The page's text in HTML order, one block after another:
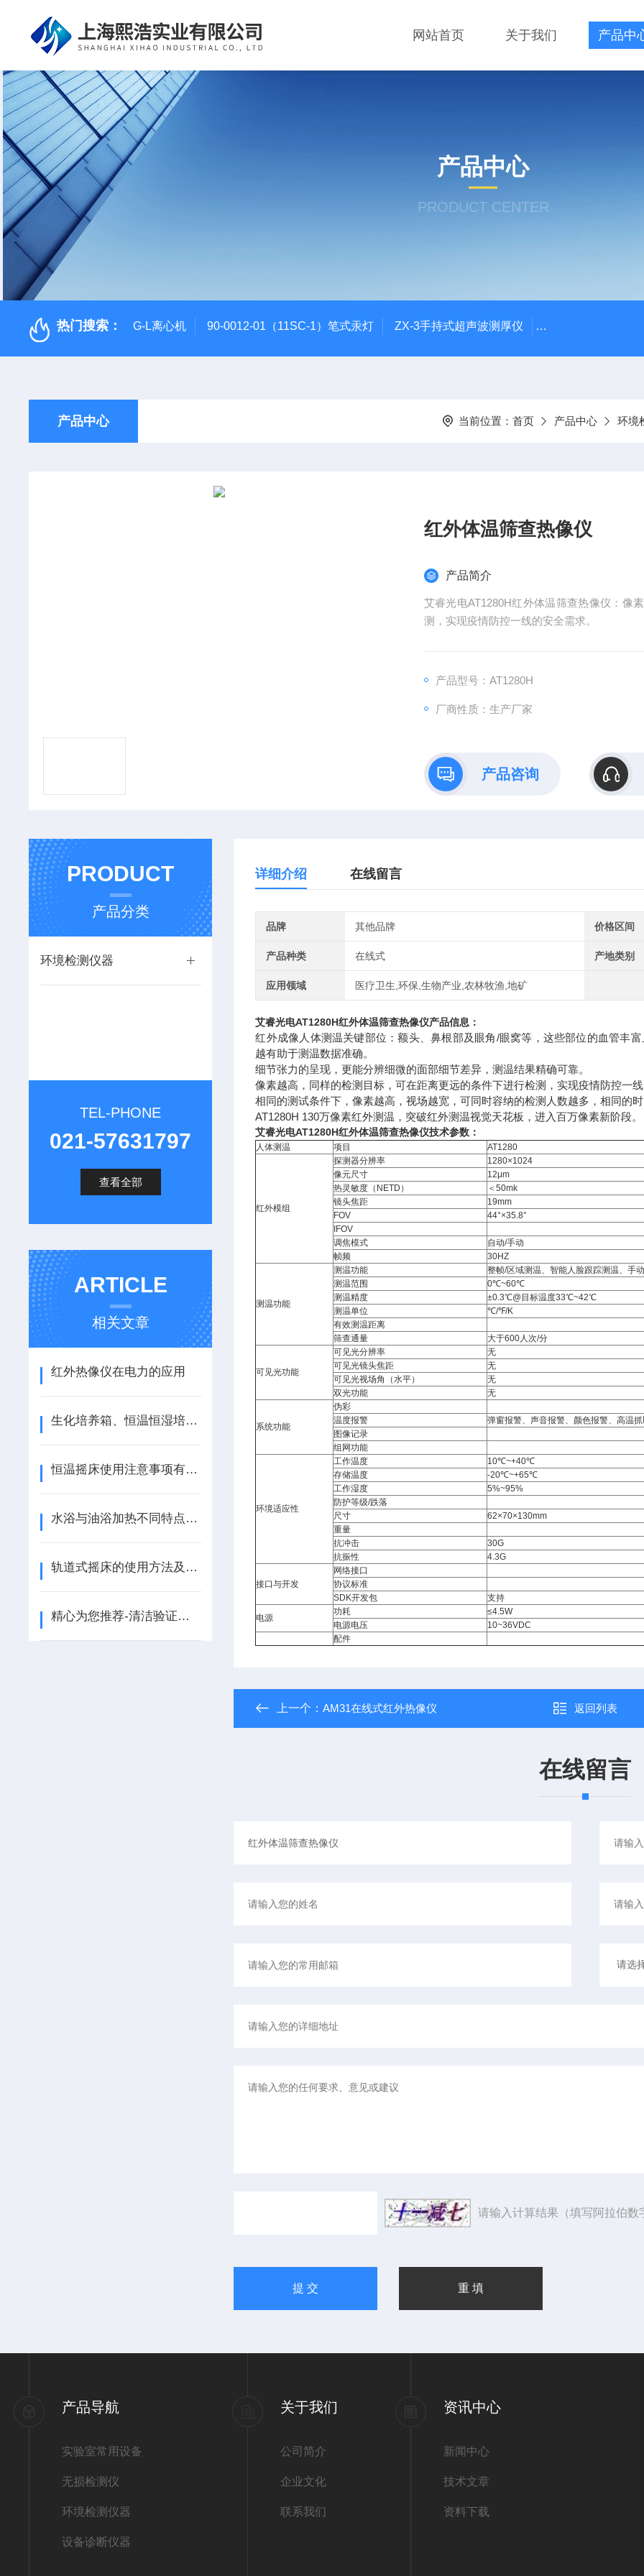
网站首页 关于我们 产品中
产品中心
PRODUCT CENTER
热门搜索： G-L离心机 90-0012-01（11SC-1）笔式汞灯 ZX-3手持式超声波测厚仪 HX-20TLS智能恒
产品中心 当前位置： 首页 产品中心 环境
红外体温筛查热像仪
产品简介
艾睿光电AT1280H红外体温筛查热像仪：像
测，实现疫情防控一线的安全需求。
产品型号：AT1280H
厂商性质：生产厂家
产品咨询
PRODUCT
产品分类
环境检测仪器
TEL-PHONE
021-57631797
查看全部
ARTICLE
相关文章
红外热像仪在电力的应用
生化培养箱、恒温恒湿培养箱、霉菌培养箱三者的区别
恒温摇床使用注意事项有哪些？
水浴与油浴加热不同特点解析
轨道式摇床的使用方法及要点
精心为您推荐-清洁验证所用的黑光灯
详细介绍 在线留言
品牌 其他品牌 价格区间
产品种类 在线式 产地类别
应用领域 医疗卫生,环保,生物产业,农林牧渔,地矿
艾睿光电AT1280H红外体温筛查热像仪产品信息：
红外成像人体测温关键部位：额头、鼻根部及眼角/眼窝等，这些部位的血管丰
越有助于测温数据准确。
细节张力的呈现，更能分辨细微的面部细节差异，测温结果精确可靠。
像素越高，同样的检测目标，可在距离更远的条件下进行检测，实现疫情防控一
相同的测试条件下，像素越高，视场越宽，可同时容纳的检测人数越多，相同的
AT1280H 130万像素红外测温，突破红外测温视觉天花板，进入百万像素新阶段。
艾睿光电AT1280H红外体温筛查热像仪技术参数：
人体测温 项目 AT1280
红外模组
探测器分辨率
1280×1024
像元尺寸
12μm
热灵敏度（NETD）
＜50mk
镜头焦距
19mm
FOV
44°×35.8°
IFOV
调焦模式
自动/手动
帧频
30HZ
测温功能
测温功能
整帧/区域测温、智能人脸跟踪测温、手
测温范围
0℃~60℃
测温精度
±0.3℃@目标温度33℃~42℃
测温单位
℃/℉/K
有效测温距离
筛查通量
大于600人次/分
可见光功能
可见光分辨率
无
可见光镜头焦距
无
可见光视场角（水平）
无
双光功能
无
系统功能
伪彩
温度报警
弹窗报警、声音报警、颜色报警、高温
图像记录
组网功能
环境适应性
工作温度
10℃~+40℃
存储温度
-20℃~+65℃
工作湿度
5%~95%
防护等级/跌落
尺寸
62×70×130mm
重量
抗冲击
30G
抗振性
4.3G
接口与开发
网络接口
协议标准
SDK开发包
支持
电源
功耗
≤4.5W
电源电压
10~36VDC
配件
上一个：AM31在线式红外热像仪 返回列表
在线留言
请输入计算结果（填写阿拉伯数
产品导航
实验室常用设备
无损检测仪
环境检测仪器
设备诊断仪器
关于我们
公司简介
企业文化
联系我们
资讯中心
新闻中心
技术文章
资料下载